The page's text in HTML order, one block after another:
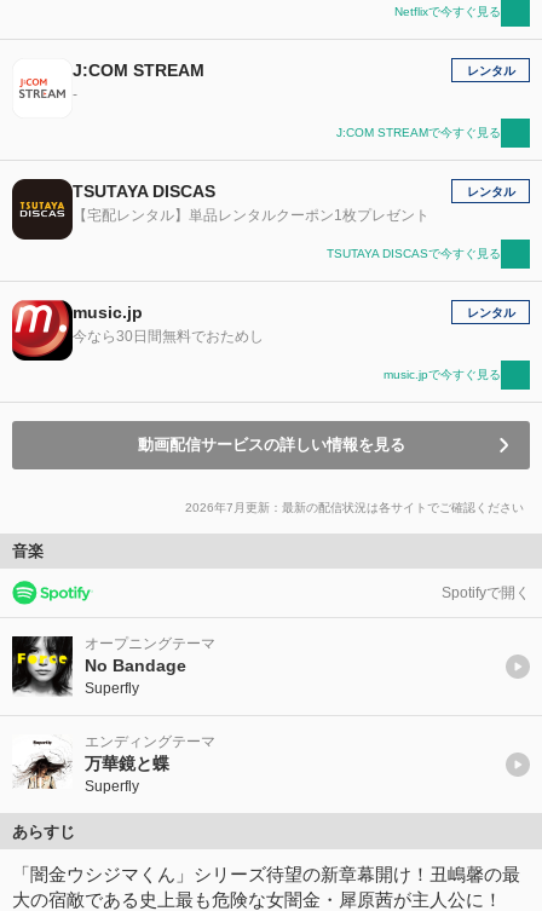
Netflixで今すぐ見る
J:COM STREAM
-
レンタル
J:COM STREAMで今すぐ見る
TSUTAYA DISCAS
【宅配レンタル】単品レンタルクーポン1枚プレゼント
レンタル
TSUTAYA DISCASで今すぐ見る
music.jp
今なら30日間無料でおためし
レンタル
music.jpで今すぐ見る
動画配信サービスの詳しい情報を見る
2026年7月更新：最新の配信状況は各サイトでご確認ください
音楽
Spotifyで開く
オープニングテーマ
No Bandage
Superfly
エンディングテーマ
万華鏡と蝶
Superfly
あらすじ
「闇金ウシジマくん」シリーズ待望の新章幕開け！丑嶋馨の最
大の宿敵である史上最も危険な女闇金・犀原茜が主人公に！